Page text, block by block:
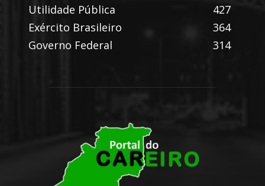
Utilidade Pública
427
Exército Brasileiro
364
Governo Federal
314